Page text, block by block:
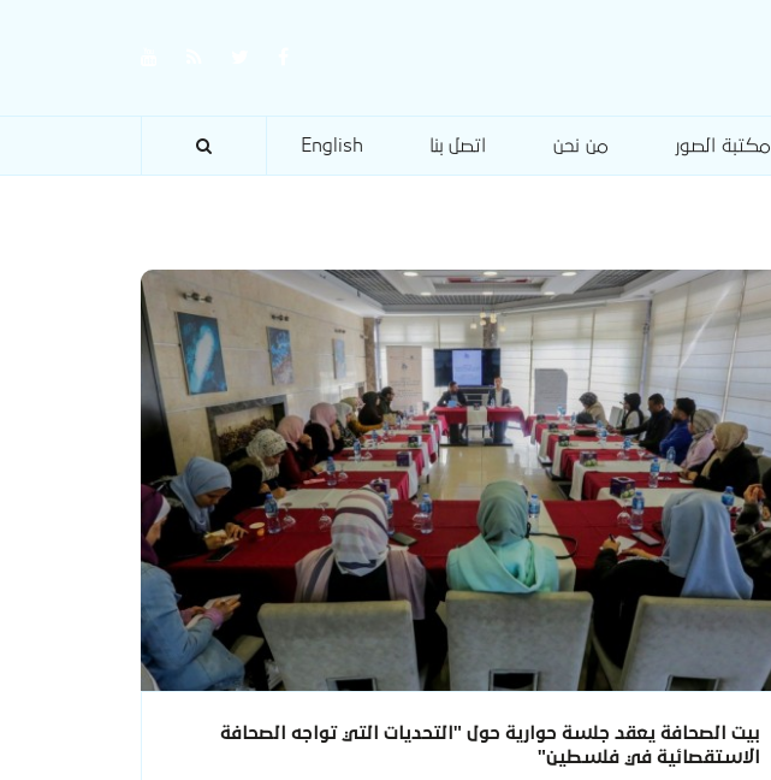
مكتبة الصور من نحن اتصل بنا English
بيت الصحافة يعقد جلسة حوارية حول "التحديات التي تواجه الصحافة
الاستقصائية في فلسطين"